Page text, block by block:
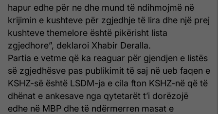
hapur edhe për ne dhe mund të ndihmojmë në
krijimin e kushteve për zgjedhje të lira dhe një prej
kushteve themelore është pikërisht lista
zgjedhore”, deklaroi Xhabir Deralla.
Partia e vetme që ka reaguar për gjendjen e listës
së zgjedhësve pas publikimit të saj në ueb faqen e
KSHZ-së është LSDM-ja e cila fton KSHZ-në që të
dhënat e ankesave nga qytetarët t’i dorëzojë
edhe në MBP dhe të ndërmerren masat e